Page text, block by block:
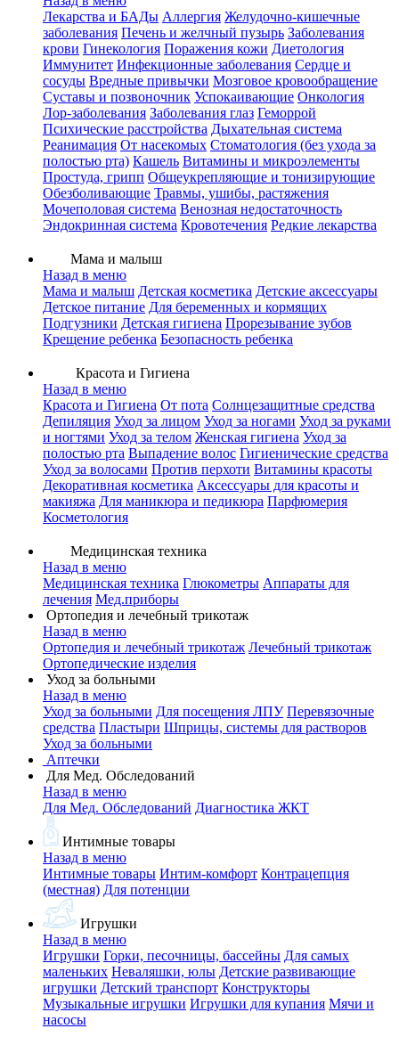
Лекарства и БАДы Аллергия Желудочно-кишечные
заболевания Печень и желчный пузырь Заболевания
крови Гинекология Поражения кожи Диетология
Иммунитет Инфекционные заболевания Сердце и
сосуды Вредные привычки Мозговое кровообращение
Суставы и позвоночник Успокаивающие Онкология
Лор-заболевания Заболевания глаз Геморрой
Психические расстройства Дыхательная система
Реанимация От насекомых Стоматология (без ухода за
полостью рта) Кашель Витамины и микроэлементы
Простуда, грипп Общеукрепляющие и тонизирующие
Обезболивающие Травмы, ушибы, растяжения
Мочеполовая система Венозная недостаточность
Эндокринная система Кровотечения Редкие лекарства
Мама и малыш
Назад в меню
Мама и малыш Детская косметика Детские аксессуары
Детское питание Для беременных и кормящих
Подгузники Детская гигиена Прорезывание зубов
Крещение ребенка Безопасность ребенка
Красота и Гигиена
Назад в меню
Красота и Гигиена От пота Солнцезащитные средства
Депиляция Уход за лицом Уход за ногами Уход за руками
и ногтями Уход за телом Женская гигиена Уход за
полостью рта Выпадение волос Гигиенические средства
Уход за волосами Против перхоти Витамины красоты
Декоративная косметика Аксессуары для красоты и
макияжа Для маникюра и педикюра Парфюмерия
Косметология
Медицинская техника
Назад в меню
Медицинская техника Глюкометры Аппараты для
лечения Мед.приборы
Ортопедия и лечебный трикотаж
Назад в меню
Ортопедия и лечебный трикотаж Лечебный трикотаж
Ортопедические изделия
Уход за больными
Назад в меню
Уход за больными Для посещения ЛПУ Перевязочные
средства Пластыри Шприцы, системы для растворов
Уход за больными
Аптечки
Для Мед. Обследований
Назад в меню
Для Мед. Обследований Диагностика ЖКТ
Интимные товары
Назад в меню
Интимные товары Интим-комфорт Контрацепция
(местная) Для потенции
Игрушки
Назад в меню
Игрушки Горки, песочницы, бассейны Для самых
маленьких Неваляшки, юлы Детские развивающие
игрушки Детский транспорт Конструкторы
Музыкальные игрушки Игрушки для купания Мячи и
насосы